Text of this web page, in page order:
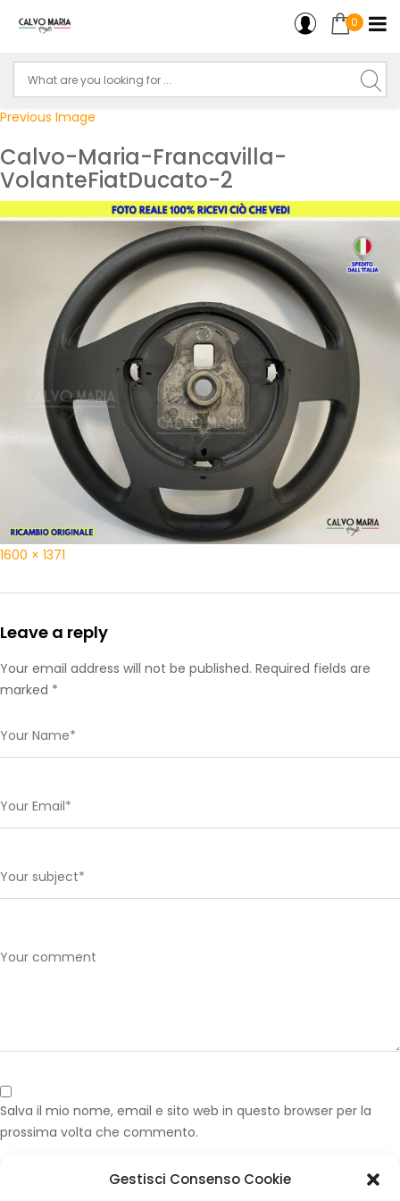
Gestisci Consenso Cookie
0
Previous Image
Calvo-Maria-Francavilla-
VolanteFiatDucato-2
1600 × 1371
Leave a reply
Your email address will not be published. Required fields are
marked *
Salva il mio nome, email e sito web in questo browser per la
prossima volta che commento.